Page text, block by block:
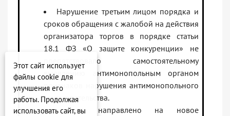
Нарушение третьим лицом порядка и
сроков обращения с жалобой на действия
организатора торгов в порядке статьи
18.1 ФЗ «О защите конкуренции» не
препятствовало самостоятельному
выявлению антимонопольным органом
признаков нарушения антимонопольного
законодательства.
Дело направлено на новое
Этот сайт использует
файлы cookie для
улучшения его
работы. Продолжая
использовать сайт, вы